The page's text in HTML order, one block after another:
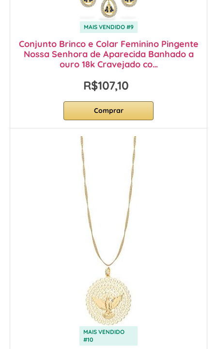
MAIS VENDIDO #9
Conjunto Brinco e Colar Feminino Pingente
Nossa Senhora de Aparecida Banhado a
ouro 18k Cravejado co…
R$107,10
Comprar
MAIS VENDIDO
#10